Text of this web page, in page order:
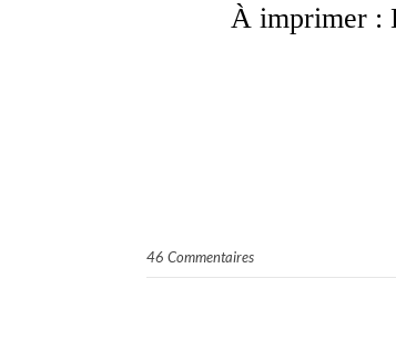
À imprimer :
46 Commentaires